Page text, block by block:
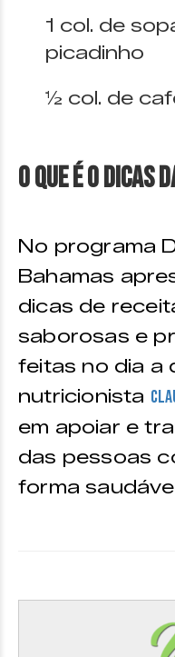
1 col. de
picadinho
½ col. de
O que é o Dicas
No programa
Bahamas
dicas de
saborosas e
feitas no dia a
nutricionista
em apoiar e
das pessoas
forma